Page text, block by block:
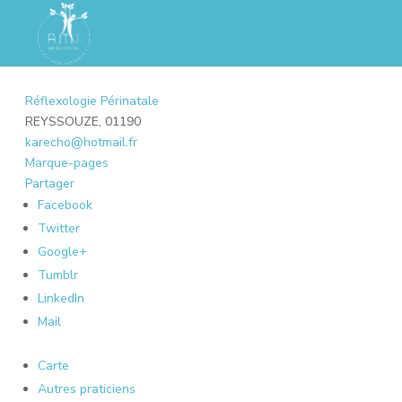
Réflexologie Périnatale
REYSSOUZE, 01190
karecho@hotmail.fr
Marque-pages
Partager
Facebook
Twitter
Google+
Tumblr
LinkedIn
Mail
Carte
Autres praticiens